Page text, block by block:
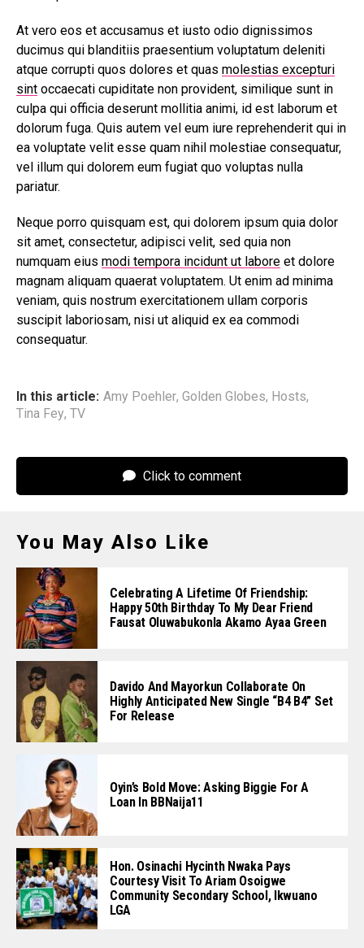
At vero eos et accusamus et iusto odio dignissimos
ducimus qui blanditiis praesentium voluptatum deleniti
atque corrupti quos dolores et quas molestias excepturi
sint occaecati cupiditate non provident, similique sunt in
culpa qui officia deserunt mollitia animi, id est laborum et
dolorum fuga. Quis autem vel eum iure reprehenderit qui in
ea voluptate velit esse quam nihil molestiae consequatur,
vel illum qui dolorem eum fugiat quo voluptas nulla
pariatur.
Neque porro quisquam est, qui dolorem ipsum quia dolor
sit amet, consectetur, adipisci velit, sed quia non
numquam eius modi tempora incidunt ut labore et dolore
magnam aliquam quaerat voluptatem. Ut enim ad minima
veniam, quis nostrum exercitationem ullam corporis
suscipit laboriosam, nisi ut aliquid ex ea commodi
consequatur.
In this article: Amy Poehler, Golden Globes, Hosts,
Tina Fey, TV
Click to comment
You May Also Like
Celebrating A Lifetime Of Friendship:
Happy 50th Birthday To My Dear Friend
Fausat Oluwabukonla Akamo Ayaa Green
Davido And Mayorkun Collaborate On
Highly Anticipated New Single “B4 B4” Set
For Release
Oyin’s Bold Move: Asking Biggie For A
Loan In BBNaija11
Hon. Osinachi Hycinth Nwaka Pays
Courtesy Visit To Ariam Osoigwe
Community Secondary School, Ikwuano
LGA